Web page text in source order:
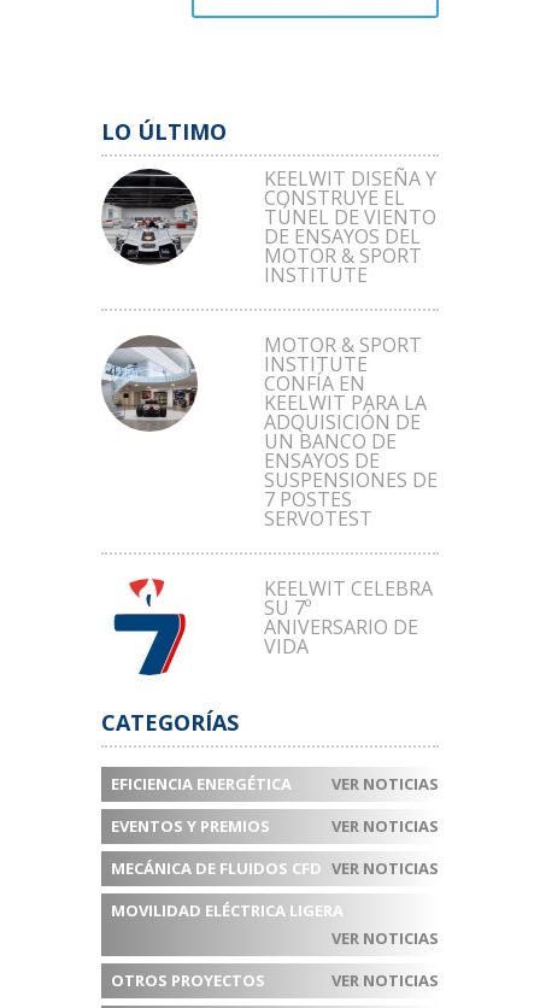
LO ÚLTIMO
KEELWIT DISEÑA Y
CONSTRUYE EL
TÚNEL DE VIENTO
DE ENSAYOS DEL
MOTOR & SPORT
INSTITUTE
MOTOR & SPORT
INSTITUTE
CONFÍA EN
KEELWIT PARA LA
ADQUISICIÓN DE
UN BANCO DE
ENSAYOS DE
SUSPENSIONES DE
7 POSTES
SERVOTEST
KEELWIT CELEBRA
SU 7º
ANIVERSARIO DE
VIDA
CATEGORÍAS
EFICIENCIA ENERGÉTICA
VER NOTICIAS
EVENTOS Y PREMIOS
VER NOTICIAS
MECÁNICA DE FLUIDOS CFD VER NOTICIAS
MOVILIDAD ELÉCTRICA LIGERA
VER NOTICIAS
OTROS PROYECTOS
VER NOTICIAS